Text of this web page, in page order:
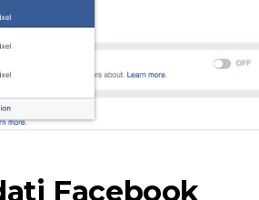
Facebook